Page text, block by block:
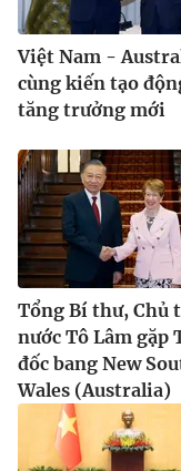
Việt Nam -
cùng kiến tạo
tăng trưởng mới
Tổng Bí thư, Chủ
nước Tô Lâm gặp
đốc bang New
Wales (Australia)